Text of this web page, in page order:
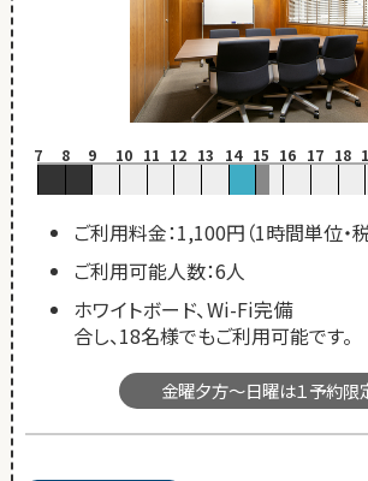
7 8 9 10 11 12 13 14 15 16 17 18
ご利用料金：1,100円（1時間単位・税
ご利用可能人数：6人
ホワイトボード、Wi-Fi完
合し、18名様でもご利用可能です。
金曜夕方～日曜は１予約限